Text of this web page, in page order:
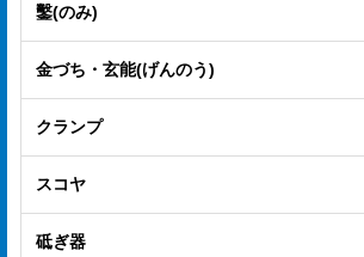
鑿(のみ)
金づち・玄能(げんのう)
クランプ
スコヤ
砥ぎ器